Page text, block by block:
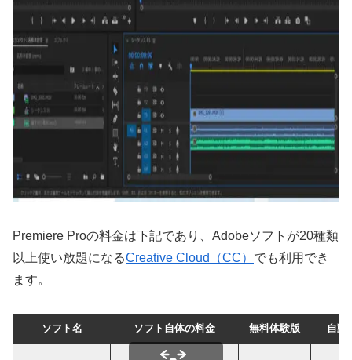
Premiere Proの料金は下記であり、Adobeソフトが20種類
以上使い放題になるCreative Cloud（CC） でも利用でき
ます。
ソフト名 ソフト自体の料金 無料体験版 自動